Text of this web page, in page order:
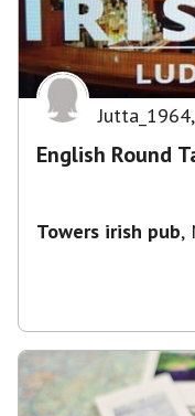
Jutta_1964,
English Round
Towers irish pub,